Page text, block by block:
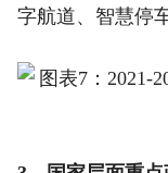
字航道、智慧停